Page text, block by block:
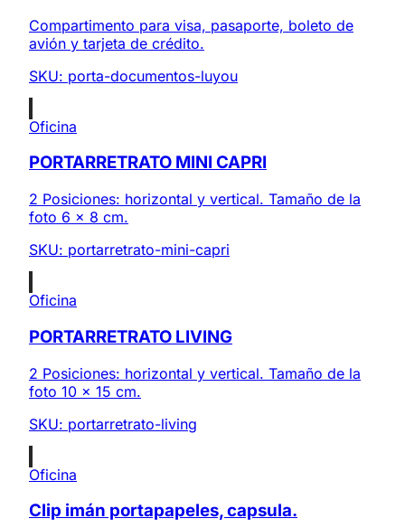
Compartimento para visa, pasaporte, boleto de
avión y tarjeta de crédito.
SKU: porta-documentos-luyou
Oficina
PORTARRETRATO MINI CAPRI
2 Posiciones: horizontal y vertical. Tamaño de la
foto 6 x 8 cm.
SKU: portarretrato-mini-capri
Oficina
PORTARRETRATO LIVING
2 Posiciones: horizontal y vertical. Tamaño de la
foto 10 x 15 cm.
SKU: portarretrato-living
Oficina
Clip imán portapapeles, capsula.